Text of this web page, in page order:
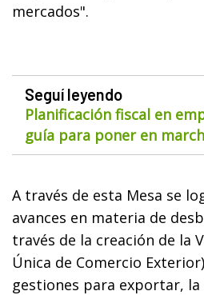
mercados".
Seguí leyendo
Planificación fiscal en
guía para poner en
A través de esta Mesa se
avances en materia de
través de la creación de la
Única de Comercio
gestiones para exportar,